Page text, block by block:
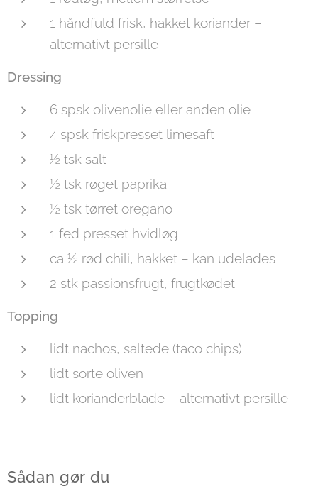
1 håndfuld frisk, hakket koriander –
alternativt persille
Dressing
6 spsk olivenolie eller anden olie
4 spsk friskpresset limesaft
½ tsk salt
½ tsk røget paprika
½ tsk tørret oregano
1 fed presset hvidløg
ca ½ rød chili, hakket – kan udelades
2 stk passionsfrugt, frugtkødet
Topping
lidt nachos, saltede (taco chips)
lidt sorte oliven
lidt korianderblade – alternativt persille
Sådan gør du